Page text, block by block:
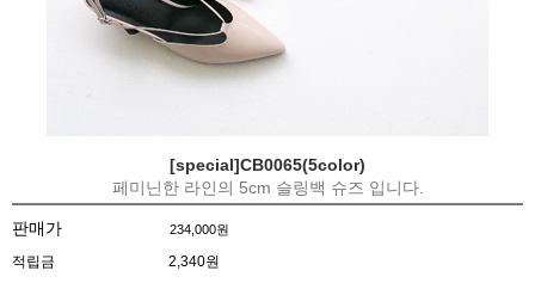
[special]CB0065(5color)
페미닌한 라인의 5cm 슬링백 슈즈 입니다.
판매가 234,000원
적립금 2,340원